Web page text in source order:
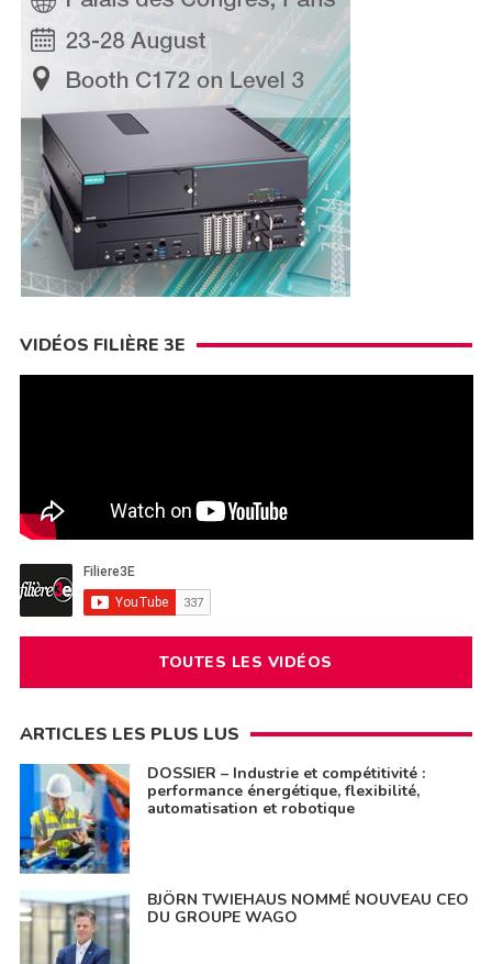
VIDÉOS FILIÈRE 3E
TOUTES LES VIDÉOS
ARTICLES LES PLUS LUS
DOSSIER – Industrie et compétitivité :
performance énergétique, flexibilité,
automatisation et robotique
BJÖRN TWIEHAUS NOMMÉ NOUVEAU CEO
DU GROUPE WAGO